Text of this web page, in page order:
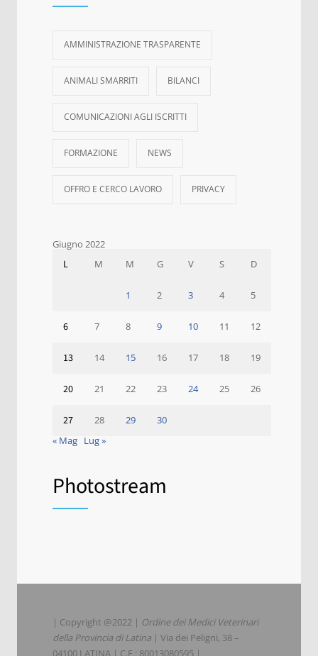
AMMINISTRAZIONE TRASPARENTE
ANIMALI SMARRITI BILANCI
COMUNICAZIONI AGLI ISCRITTI
FORMAZIONE NEWS
OFFRO E CERCO LAVORO PRIVACY
Giugno 2022
L M M G V S D
1 2 3 4 5
6 7 8 9 10 11 12
13 14 15 16 17 18 19
20 21 22 23 24 25 26
27 28 29
30
« Mag Lug »
Photostream
| Copyright @2022 | Ordine dei Medici Veterinari
della Provincia di Latina | Via dei Peligni, 38 –
04100 LATINA | C.F.: 80013080595 |